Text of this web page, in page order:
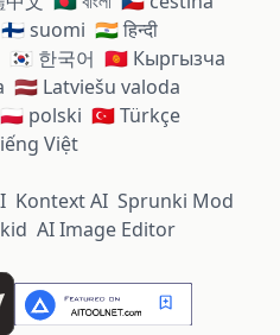
🇫🇮 suomi 🇮🇳 हिन्दी
🇰🇷 한국어 🇰🇬 Кыргызча
🇱🇻 Latviešu valoda
🇵🇱 polski 🇹🇷 Türkçe
Việt
Kontext AI Sprunki Mod
AI Image Editor